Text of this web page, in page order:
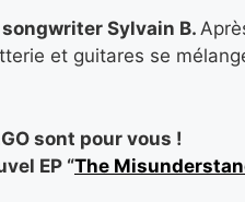
songwriter Sylvain B.
et guitares se
sont pour vous !
EP “The